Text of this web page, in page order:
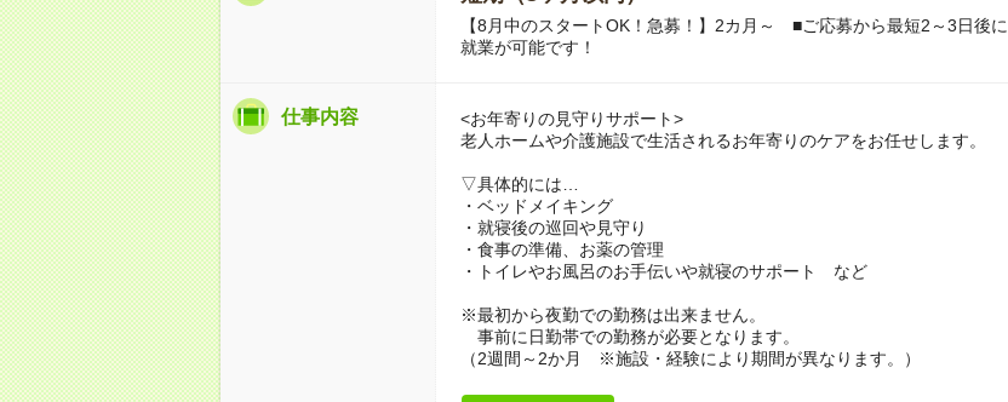
【8月中のスタートOK！急募！】2カ月～ ■ご応募から最短2～3日後に
就業が可能です！
仕事内容
<お年寄りの見守りサポート>
老人ホームや介護施設で生活されるお年寄りのケアをお任せします。
▽具体的には…
・ベッドメイキング
・就寝後の巡回や見守り
・食事の準備、お薬の管理
・トイレやお風呂のお手伝いや就寝のサポート など
※最初から夜勤での勤務は出来ません。
事前に日勤帯での勤務が必要となります。
（2週間～2か月 ※施設・経験により期間が異なります。）